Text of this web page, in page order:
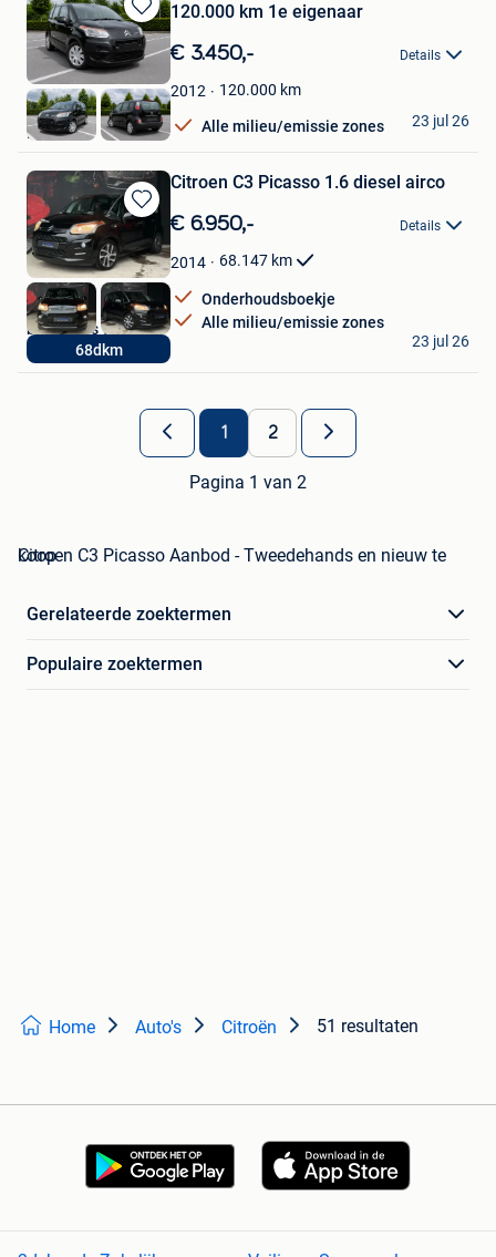
Bewaren
in
Mijn
Favorieten
120.000 km 1e eigenaar
€ 3.450,- Details
2012 120.000 km
Alle milieu/emissie zones
you
Ransart
23 jul 26
Bewaren
Mijn
Favorieten
68dkm
Citroen C3 Picasso 1.6 diesel airco
€ 6.950,- Details
2014 68.147 km
Onderhoudsboekje
Alle milieu/emissie zones
bk-motors Westerlo
Westerlo
23 jul 26
1 2
Pagina 1 van 2
Citroen C3 Picasso Aanbod - Tweedehands en nieuw te koop
Gerelateerde zoektermen
Populaire zoektermen
Home Auto's Citroën 51 resultaten